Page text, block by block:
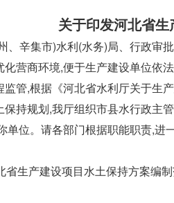
关于印发河北省
、辛集市)水利(水务)局、行政审
化营商环境,便于生产建设单位依
监管,根据《河北省水利厅关于生
保持规划,我厅组织市县水行政主
单位。请各部门根据职能职责,
生产建设项目水土保持方案编
河